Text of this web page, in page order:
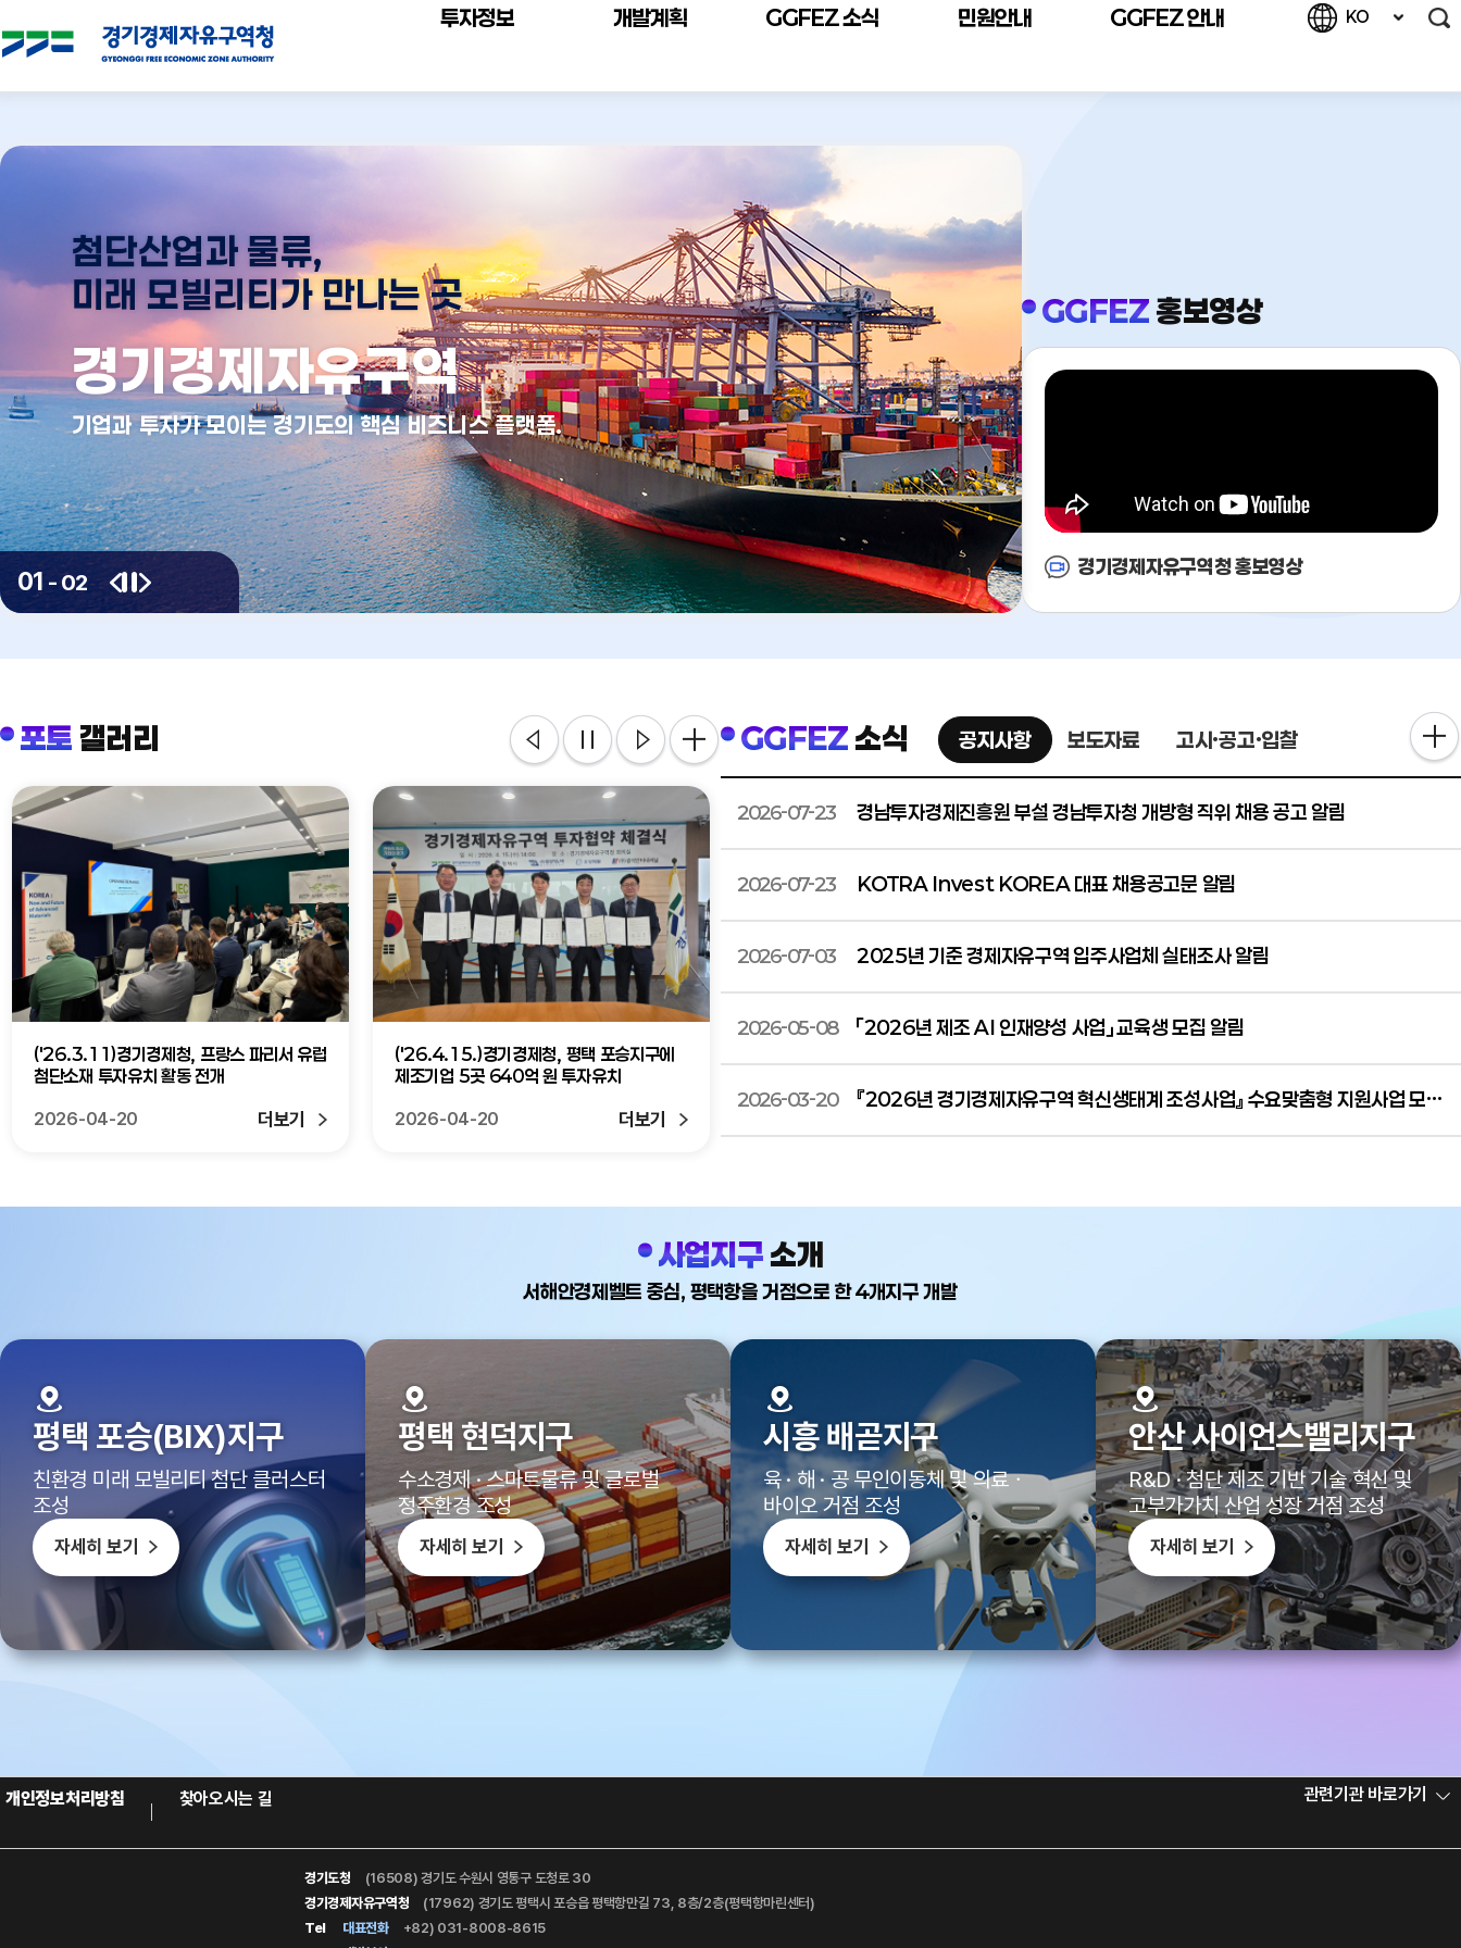
투자정보 개발계획 GGFEZ 소식 민원안내 GGFEZ 안내 KO
메인배너
첨단산업과 물류,
미래 모빌리티가 만나는 곳
경기경제자유구역
기업과 투자가 모이는 경기도의 핵심 비즈니스 플랫폼.
01 -02
이전정지다음
GGFEZ 홍보영상
경기경제자유구역청 홍보영상
포토 갤러리
('26.3.11)경기경제청, 프랑스 파리서 유럽
첨단소재 투자유치 활동 전개
2026-04-20 더보기
('26.4.15.)경기경제청, 평택 포승지구에
제조기업 5곳 640억 원 투자유치
2026-04-20 더보기
이전 정지 다음
GGFEZ 소식 공지사항
2026-07-23 경남투자경제진흥원 부설 경남투자청 개방형 직위 채용 공고 알림
2026-07-23 KOTRA Invest KOREA 대표 채용공고문 알림
2026-07-03 2025년 기준 경제자유구역 입주사업체 실태조사 알림
2026-05-08 「2026년 제조 AI 인재양성 사업」 교육생 모집 알림
2026-03-20
『2026년 경기경제자유구역 혁신생태계 조성사업』 수요맞춤형 지원사업 모집
보도자료 고시·공고·입찰
사업지구 소개
서해안경제벨트 중심, 평택항을 거점으로 한 4개지구 개발
평택 포승(BIX)지구
친환경 미래 모빌리티 첨단 클러스터
조성
자세히 보기
평택 현덕지구
수소경제 · 스마트물류 및 글로벌
정주환경 조성
자세히 보기
시흥 배곧지구
육 · 해 · 공 무인이동체 및 의료ㆍ
바이오 거점 조성
자세히 보기
안산 사이언스밸리지구
R&D · 첨단 제조 기반 기술 혁신 및
고부가가치 산업 성장 거점 조성
자세히 보기
개인정보처리방침 찾아오시는 길 관련기관 바로가기
경기도청
(16508) 경기도 수원시 영통구 도청로 30
경기경제자유구역청
(17962) 경기도 평택시 포승읍 평택항만길 73, 8층/2층(평택항마린센터)
Tel
대표전화
+82) 031-8008-8615